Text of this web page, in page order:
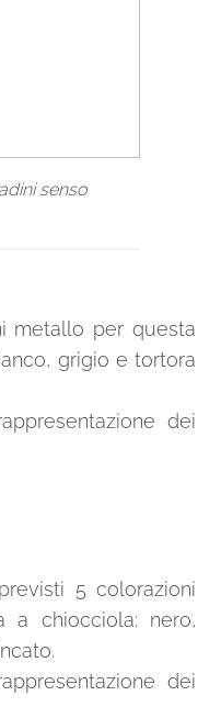
senso
metallo per questa
grigio e tortora
dei
5 colorazioni
a chiocciola: nero,
dei